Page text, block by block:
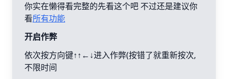
你实在懒得看完整的先看这个吧 不过还是建议你
看所有功能
开启作弊
依次按方向键↑↑←↓进入作弊(按错了就重新按次,
不限时间